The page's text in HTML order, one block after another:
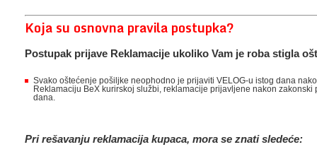
Koja su osnovna pravila postupka?
Postupak prijave Reklamacije ukoliko Vam je roba stigla
Svako oštećenje pošiljke neophodno je prijaviti VELOG-u istog dana
Reklamaciju BeX kurirskoj službi, reklamacije prijavljene nakon
dana.
Pri rešavanju reklamacija kupaca, mora se znati sledeće: